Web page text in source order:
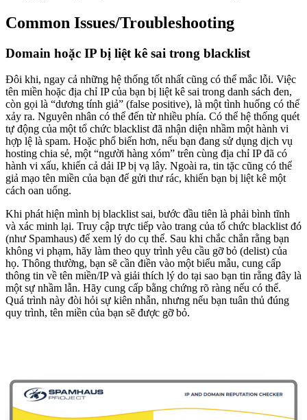
Common Issues/Troubleshooting
Domain hoặc IP bị liệt kê sai trong blacklist
Đôi khi, ngay cả những hệ thống tốt nhất cũng có thể mắc lỗi. Việc
tên miền hoặc địa chỉ IP của bạn bị liệt kê sai trong danh sách đen,
còn gọi là “dương tính giả” (false positive), là một tình huống có thể
xảy ra. Nguyên nhân có thể đến từ nhiều phía. Có thể hệ thống quét
tự động của một tổ chức blacklist đã nhận diện nhầm một hành vi
hợp lệ là spam. Hoặc phổ biến hơn, nếu bạn đang sử dụng dịch vụ
hosting chia sẻ, một “người hàng xóm” trên cùng địa chỉ IP đã có
hành vi xấu, khiến cả dải IP bị vạ lây. Ngoài ra, tin tặc cũng có thể
giả mạo tên miền của bạn để gửi thư rác, khiến bạn bị liệt kê một
cách oan uổng.
Khi phát hiện mình bị blacklist sai, bước đầu tiên là phải bình tĩnh
và xác minh lại. Truy cập trực tiếp vào trang của tổ chức blacklist đó
(như Spamhaus) để xem lý do cụ thể. Sau khi chắc chắn rằng bạn
không vi phạm, hãy làm theo quy trình yêu cầu gỡ bỏ (delist) của
họ. Thông thường, bạn sẽ cần điền vào một biểu mẫu, cung cấp
thông tin về tên miền/IP và giải thích lý do tại sao bạn tin rằng đây là
một sự nhầm lẫn. Hãy cung cấp bằng chứng rõ ràng nếu có thể.
Quá trình này đòi hỏi sự kiên nhẫn, nhưng nếu bạn tuân thủ đúng
quy trình, tên miền của bạn sẽ được gỡ bỏ.